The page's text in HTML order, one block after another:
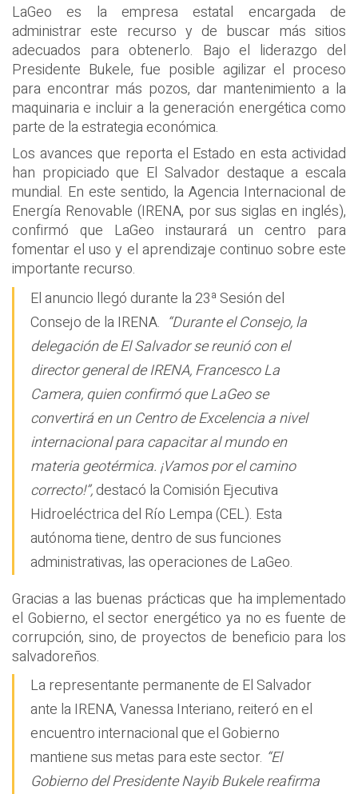
LaGeo es la empresa estatal encargada de
administrar este recurso y de buscar más sitios
adecuados para obtenerlo. Bajo el liderazgo del
Presidente Bukele, fue posible agilizar el proceso
para encontrar más pozos, dar mantenimiento a la
maquinaria e incluir a la generación energética como
parte de la estrategia económica.
Los avances que reporta el Estado en esta actividad
han propiciado que El Salvador destaque a escala
mundial. En este sentido, la Agencia Internacional de
Energía Renovable (IRENA, por sus siglas en inglés),
confirmó que LaGeo instaurará un centro para
fomentar el uso y el aprendizaje continuo sobre este
importante recurso.
El anuncio llegó durante la 23ª Sesión del
Consejo de la IRENA. “Durante el Consejo, la
delegación de El Salvador se reunió con el
director general de IRENA, Francesco La
Camera, quien confirmó que LaGeo se
convertirá en un Centro de Excelencia a nivel
internacional para capacitar al mundo en
materia geotérmica. ¡Vamos por el camino
correcto!”,destacó la Comisión Ejecutiva
Hidroeléctrica del Río Lempa (CEL). Esta
autónoma tiene, dentro de sus funciones
administrativas, las operaciones de LaGeo.
Gracias a las buenas prácticas que ha implementado
el Gobierno, el sector energético ya no es fuente de
corrupción, sino, de proyectos de beneficio para los
salvadoreños.
La representante permanente de El Salvador
ante la IRENA, Vanessa Interiano, reiteró en el
encuentro internacional que el Gobierno
mantiene sus metas para este sector. “El
Gobierno del Presidente Nayib Bukele reafirma